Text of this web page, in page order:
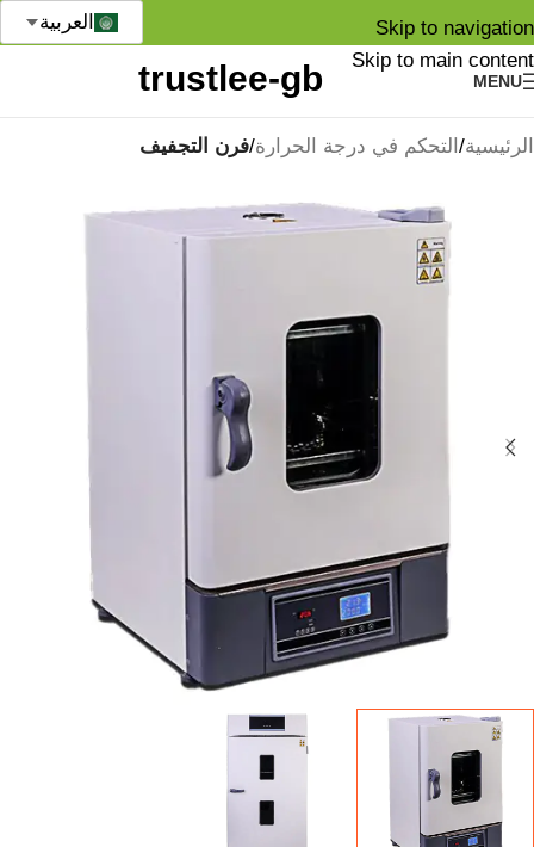
Skip to navigation
Skip to main content
MENU
العربية
الرئيسية التحكم في درجة الحرارة فرن التجفيف